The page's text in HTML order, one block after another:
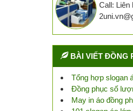
Call: Liên
BÀI VIẾT ĐỒNG
Tổng hợp slogan
Đồng phục số
May in áo đồng